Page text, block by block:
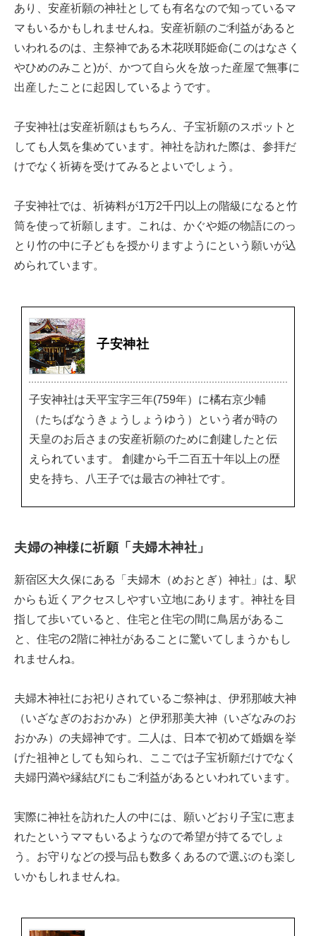
あり、安産祈願の神社としても有名なので知っているマ
マもいるかもしれませんね。安産祈願のご利益があると
いわれるのは、主祭神である木花咲耶姫命(このはなさく
やひめのみこと)が、かつて自ら火を放った産屋で無事に
出産したことに起因しているようです。
子安神社は安産祈願はもちろん、子宝祈願のスポットと
しても人気を集めています。神社を訪れた際は、参拝だ
けでなく祈祷を受けてみるとよいでしょう。
子安神社では、祈祷料が1万2千円以上の階級になると竹
筒を使って祈願します。これは、かぐや姫の物語にのっ
とり竹の中に子どもを授かりますようにという願いが込
められています。
子安神社
子安神社は天平宝字三年(759年）に橘右京少輔
（たちばなうきょうしょうゆう）という者が時の
天皇のお后さまの安産祈願のために創建したと伝
えられています。 創建から千二百五十年以上の歴
史を持ち、八王子では最古の神社です。
夫婦の神様に祈願「夫婦木神社」
新宿区大久保にある「夫婦木（めおとぎ）神社」は、駅
からも近くアクセスしやすい立地にあります。神社を目
指して歩いていると、住宅と住宅の間に鳥居があるこ
と、住宅の2階に神社があることに驚いてしまうかもし
れませんね。
夫婦木神社にお祀りされているご祭神は、伊邪那岐大神
（いざなぎのおおかみ）と伊邪那美大神（いざなみのお
おかみ）の夫婦神です。二人は、日本で初めて婚姻を挙
げた祖神としても知られ、ここでは子宝祈願だけでなく
夫婦円満や縁結びにもご利益があるといわれています。
実際に神社を訪れた人の中には、願いどおり子宝に恵ま
れたというママもいるようなので希望が持てるでしょ
う。お守りなどの授与品も数多くあるので選ぶのも楽し
いかもしれませんね。